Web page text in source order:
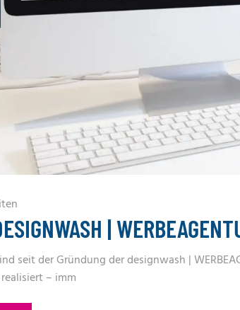
|
seit der Gründung der designwash |
– imm